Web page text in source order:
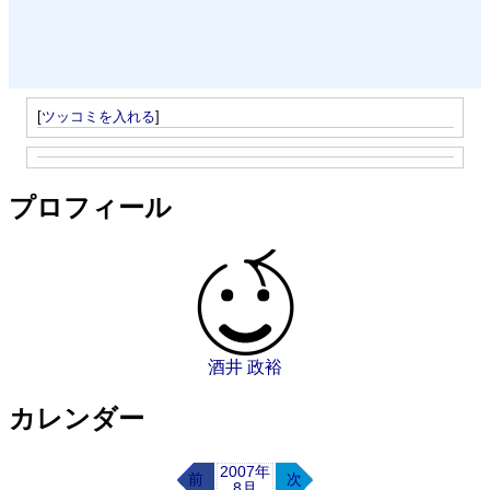
[ツッコミを入れる]
プロフィール
酒井 政裕
カレンダー
前
2007年
次